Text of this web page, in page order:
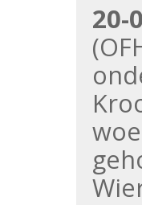
20-